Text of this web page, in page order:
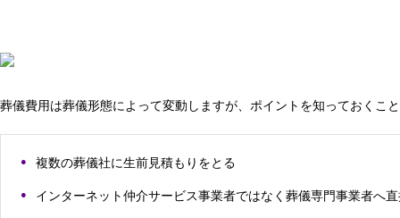
葬儀費用は葬儀形態によって変動しますが、ポイントを知っておくこ
複数の葬儀社に生前見積もりをとる
インターネット仲介サービス事業者ではなく葬儀専門事業者へ